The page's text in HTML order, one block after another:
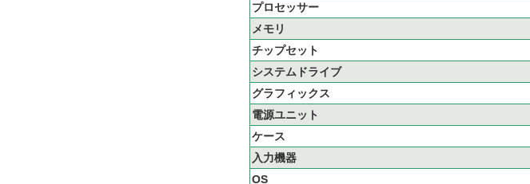
プロセッサー
メモリ
チップセット
システムドライブ
グラフィックス
電源ユニット
ケース
入力機器
OS